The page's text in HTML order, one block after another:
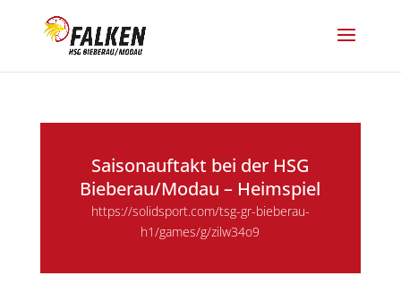
Saisonauftakt bei der HSG
Bieberau/Modau – Heimspiel
https://solidsport.com/tsg-gr-bieberau-
h1/games/g/zilw34o9